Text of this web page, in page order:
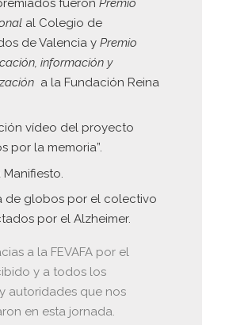
al Colegio de
de Valencia yPremio
información y
a la Fundación Reina
vídeo del proyecto
por la memoria”.
de globos por el colectivo
por el Alzheimer.
a la FEVAFA por el
y a todos los
autoridades que nos
en esta jornada.